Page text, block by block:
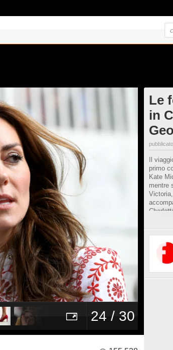
24 / 30
Le
in
Il
primo
Kate
mentre